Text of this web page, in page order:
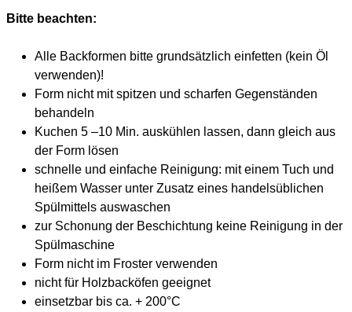
Bitte beachten:
Alle Backformen bitte grundsätzlich einfetten (kein Öl
verwenden)!
Form nicht mit spitzen und scharfen Gegenständen
behandeln
Kuchen 5 –10 Min. auskühlen lassen, dann gleich aus
der Form lösen
schnelle und einfache Reinigung: mit einem Tuch und
heißem Wasser unter Zusatz eines handelsüblichen
Spülmittels auswaschen
zur Schonung der Beschichtung keine Reinigung in der
Spülmaschine
Form nicht im Froster verwenden
nicht für Holzbacköfen geeignet
einsetzbar bis ca. + 200°C